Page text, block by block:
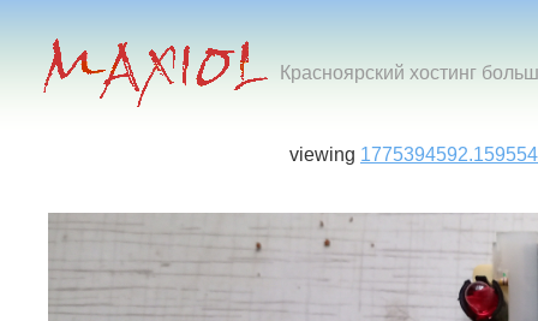
Красноярский хостинг
viewing